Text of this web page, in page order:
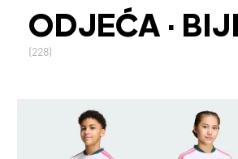
ODJEĆA ·
(228)